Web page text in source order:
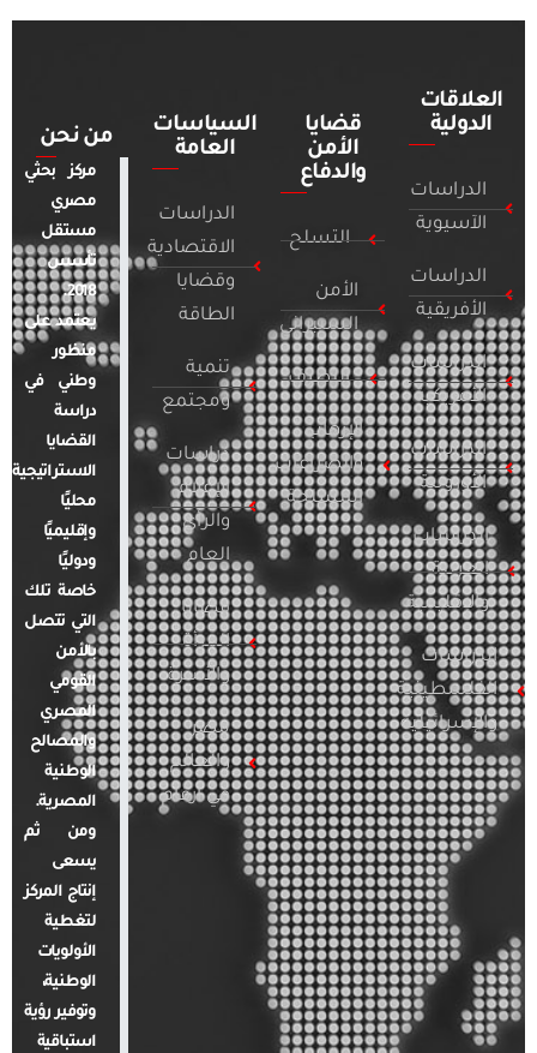
العلاقات
الدولية
الدراسات
الآسيوية
الدراسات
الأفريقية
الدراسات
الأمريكية
الدراسات
الأوروبية
الدراسات
العربية
والإقليمية
الدراسات
الفلسطينية
والإسرائيلية
قضايا
الأمن
والدفاع
التسلح
الأمن
السيبراني
التطرف
الإرهاب
والصراعات
المسلحة
السياسات
العامة
الدراسات
الاقتصادية
وقضايا
الطاقة
تنمية
ومجتمع
دراسات
الإعلام
والرأي
العام
قضايا
المرأة
والأسرة
مصر
والعالم
في أرقام
من نحن
مركز بحثي
مصري
مستقل
تأسس
2018.
يعتمد على
منظور
وطني في
دراسة
القضايا
الاستراتيجية
محليًا
وإقليميًا
ودوليًا
خاصة تلك
التي تتصل
بالأمن
القومي
المصري
والمصالح
الوطنية
المصرية.
ومن ثم
يسعى
إنتاج المركز
لتغطية
الأولويات
الوطنية،
وتوفير رؤية
استباقية